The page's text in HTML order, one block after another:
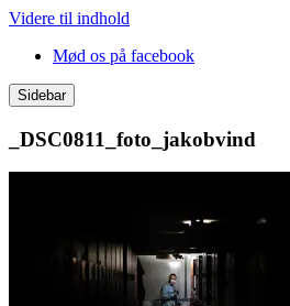
Videre til indhold
Mød os på facebook
Sidebar
_DSC0811_foto_jakobvind